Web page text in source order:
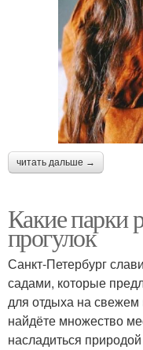
читать дальше →
Какие парки
прогулок
Санкт-Петербург
садами, которые
для отдыха на свежем
найдёте множество
насладиться природой